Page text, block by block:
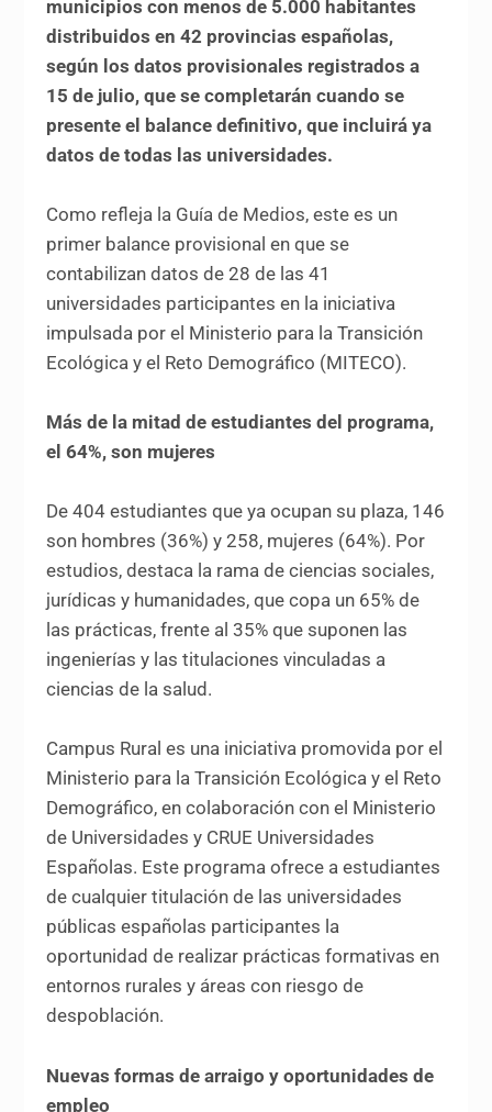
municipios con menos de 5.000 habitantes
distribuidos en 42 provincias españolas,
según los datos provisionales registrados a
15 de julio, que se completarán cuando se
presente el balance definitivo, que incluirá ya
datos de todas las universidades.
Como refleja la Guía de Medios, este es un
primer balance provisional en que se
contabilizan datos de 28 de las 41
universidades participantes en la iniciativa
impulsada por el Ministerio para la Transición
Ecológica y el Reto Demográfico (MITECO).
Más de la mitad de estudiantes del programa,
el 64%, son mujeres
De 404 estudiantes que ya ocupan su plaza, 146
son hombres (36%) y 258, mujeres (64%). Por
estudios, destaca la rama de ciencias sociales,
jurídicas y humanidades, que copa un 65% de
las prácticas, frente al 35% que suponen las
ingenierías y las titulaciones vinculadas a
ciencias de la salud.
Campus Rural es una iniciativa promovida por el
Ministerio para la Transición Ecológica y el Reto
Demográfico, en colaboración con el Ministerio
de Universidades y CRUE Universidades
Españolas. Este programa ofrece a estudiantes
de cualquier titulación de las universidades
públicas españolas participantes la
oportunidad de realizar prácticas formativas en
entornos rurales y áreas con riesgo de
despoblación.
Nuevas formas de arraigo y oportunidades de
empleo